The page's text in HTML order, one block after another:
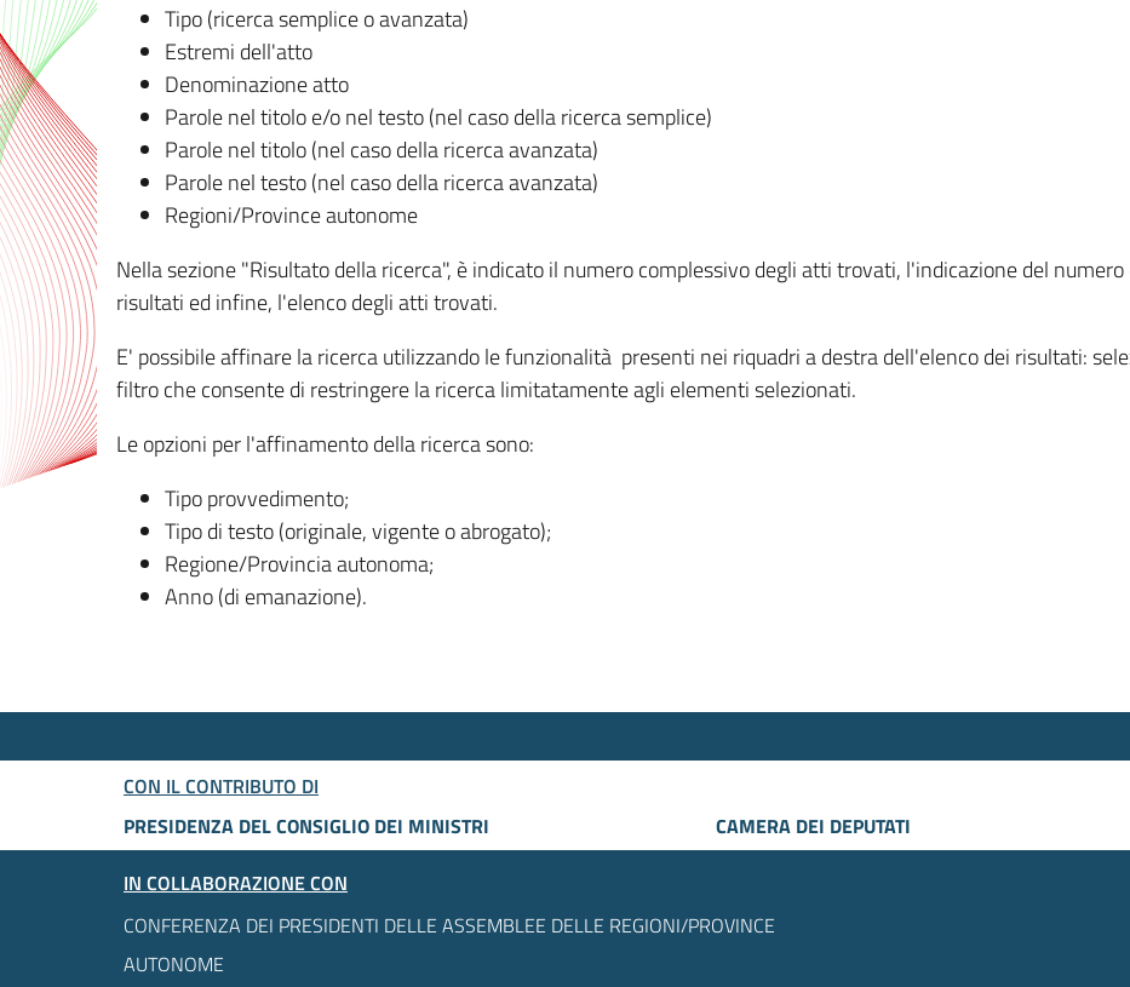
Tipo (ricerca semplice o avanzata)
Estremi dell'atto
Denominazione atto
Parole nel titolo e/o nel testo (nel caso della ricerca semplice)
Parole nel titolo (nel caso della ricerca avanzata)
Parole nel testo (nel caso della ricerca avanzata)
Regioni/Province autonome
Nella sezione "Risultato della ricerca", è indicato il numero complessivo degli atti trovati, l'indicazione del
risultati ed infine, l'elenco degli atti trovati.
E' possibile affinare la ricerca utilizzando le funzionalità presenti nei riquadri a destra dell'elenco dei risultati:
filtro che consente di restringere la ricerca limitatamente agli elementi selezionati.
Le opzioni per l'affinamento della ricerca sono:
Tipo provvedimento;
Tipo di testo (originale, vigente o abrogato);
Regione/Provincia autonoma;
Anno (di emanazione).
CON IL CONTRIBUTO DI
PRESIDENZA DEL CONSIGLIO DEI MINISTRI
CAMERA DEI DEPUTATI
IN COLLABORAZIONE CON
CONFERENZA DEI PRESIDENTI DELLE ASSEMBLEE DELLE REGIONI/PROVINCE
AUTONOME